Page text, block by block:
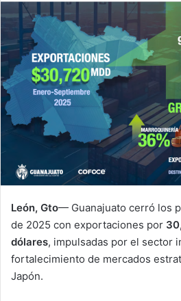
León, Gto— Guanajuato cerró los
de 2025 con exportaciones por
dólares, impulsadas por el sector
fortalecimiento de mercados
Japón.